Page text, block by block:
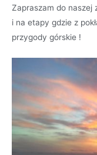
Zapraszam do naszej
i na etapy gdzie z
przygody górskie !